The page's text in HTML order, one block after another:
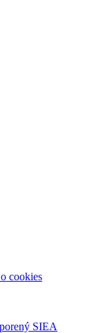
cookies
SIEA